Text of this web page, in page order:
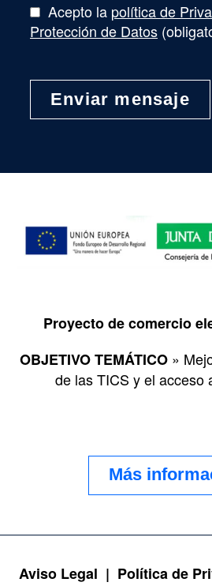
Acepto la política de
Protección de Datos
Proyecto de comercio
OBJETIVO TEMÁTICO »
de las TICS y el acceso
Más
Aviso Legal | Política de